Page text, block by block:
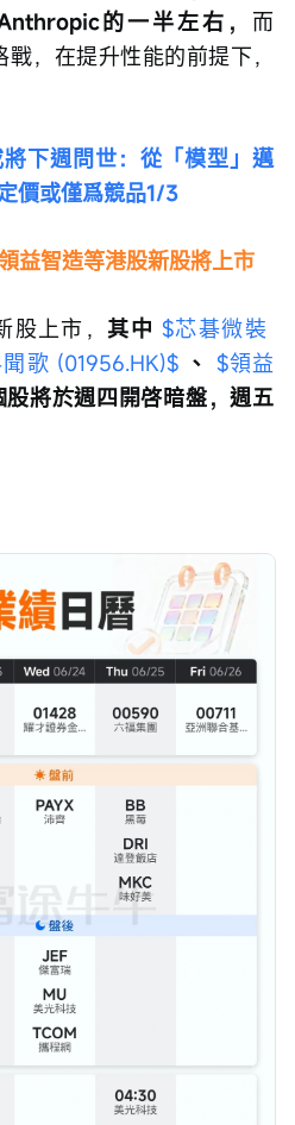
的一半左右， 而
，在提升性能的前提下，
下週問世：從「模型」邁
價或僅爲競品1/3
益智造等港股新股將上市
上市， 其中 $芯碁微裝
歌 (01956.HK)$ 、 $領益
股將於週四開啓暗盤，週五